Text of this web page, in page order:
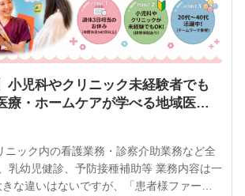
小児科やクリニック未経験者でも
・ホームケアが学べる地域医療
看護師に挑戦しませんか？【週休3
ニック内の看護業務・診察介助業務など全
児健診、予防接種補助等 業務内容は一
な違いはないですが、「患者様ファース